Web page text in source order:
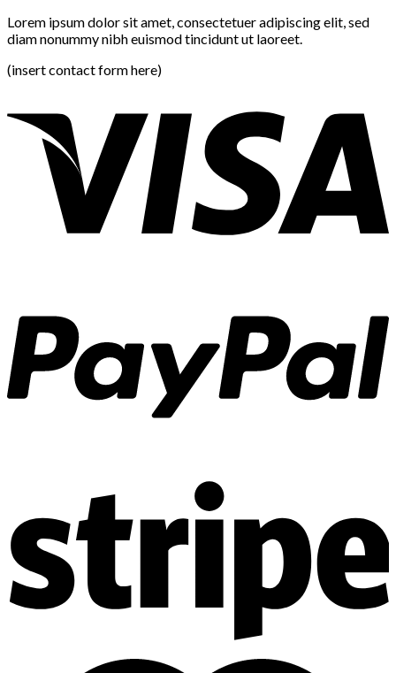
Lorem ipsum dolor sit amet, consectetuer adipiscing elit, sed
diam nonummy nibh euismod tincidunt ut laoreet.
(insert contact form here)